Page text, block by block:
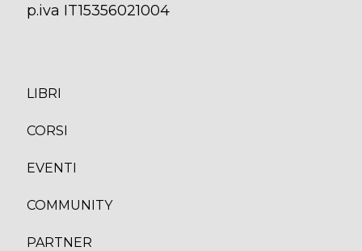
p.iva IT15356021004
LIBRI
CORSI
EVENTI
COMMUNITY
PARTNER